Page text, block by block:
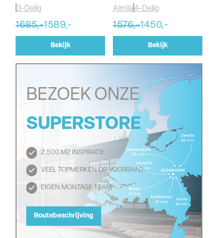
3-Delig
1685,-1589,-
Bekijk
Almila4-Delig
1576,-1450,-
Bekijk
BEZOEK ONZE
SUPERSTORE
2.500 M2 INSPIRATIE
VEEL TOPMERKEN OP VOORRAAD
EIGEN MONTAGE TEAM
Routebeschrijving
Routebeschrijving